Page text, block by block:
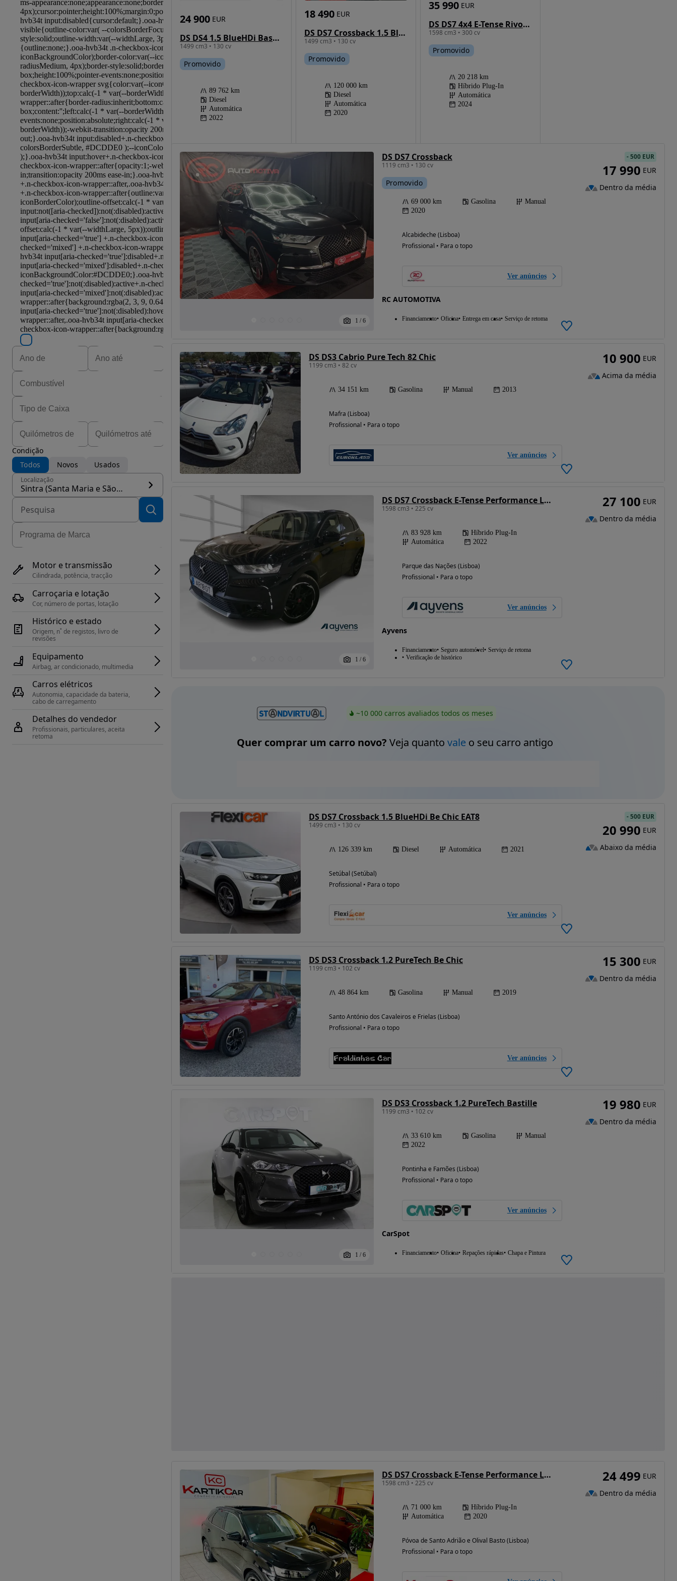
Possibilidade de
financiamento
Condição
Todos
Novos Usados
Localização
Sintra (Santa Maria e São Miguel, São Martinho e São Pedro de Penaferrim)
Motor e transmissão
Cilindrada, potência, tracção
Carroçaria e lotação
Cor, número de portas, lotação
Histórico e estado
Origem, n˚ de registos, livro de
revisões
Equipamento
Airbag, ar condicionado, multimedia
Carros elétricos
Autonomia, capacidade da bateria,
cabo de carregamento
Detalhes do vendedor
Profissionais, particulares, aceita
retoma
DS DS4 1.5 BlueHDi Bastille + EAT8
1499 cm3 • 130 cv
24 900 EUR
Promovido
89 762 km
Diesel
Automática
2022
DS DS7 Crossback 1.5 BlueHDi Be Chic EAT8
1499 cm3 • 130 cv
18 490 EUR
Promovido
120 000 km
Diesel
Automática
2020
DS DS7 4x4 E-Tense Rivoli EAT8
1598 cm3 • 300 cv
35 990 EUR
Promovido
20 218 km
Híbrido Plug-In
Automática
2024
1 / 6
DS DS7 Crossback
1119 cm3 • 130 cv
Promovido
69 000 km Gasolina
Manual
2020
Alcabideche (Lisboa)
Profissional • Para o topo
Ver anúncios
RC AUTOMOTIVA
Financiamento Oficina Entrega em casa Serviço de retoma
-500 EUR
17 990 EUR
Dentro da média
DS DS3 Cabrio Pure Tech 82 Chic
1199 cm3 • 82 cv
34 151 km Gasolina Manual 2013
Mafra (Lisboa)
Profissional • Para o topo
Ver anúncios
10 900 EUR
Acima da média
1 / 6
DS DS7 Crossback E-Tense Performance Line EAT8
1598 cm3 • 225 cv
83 928 km
Híbrido Plug-In
Automática
2022
Parque das Nações (Lisboa)
Profissional • Para o topo
Ver anúncios
Ayvens
Financiamento Seguro automóvel Serviço de retoma
Verificação de histórico
27 100 EUR
Dentro da média
~10 000 carros avaliados todos os meses
Quer comprar um carro novo? Veja quanto valeo seu carro antigo
DS DS7 Crossback 1.5 BlueHDi Be Chic EAT8
1499 cm3 • 130 cv
126 339 km Diesel Automática 2021
Setúbal (Setúbal)
Profissional • Para o topo
Ver anúncios
-500 EUR
20 990 EUR
Abaixo da média
DS DS3 Crossback 1.2 PureTech Be Chic
1199 cm3 • 102 cv
48 864 km Gasolina Manual 2019
Santo António dos Cavaleiros e Frielas (Lisboa)
Profissional • Para o topo
Ver anúncios
15 300 EUR
Dentro da média
1 / 6
DS DS3 Crossback 1.2 PureTech Bastille
1199 cm3 • 102 cv
33 610 km Gasolina
Manual
2022
Pontinha e Famões (Lisboa)
Profissional • Para o topo
Ver anúncios
CarSpot
Financiamento Oficina Repações rápidas Chapa e Pintura
19 980 EUR
Dentro da média
DS DS7 Crossback E-Tense Performance Line EAT8
1598 cm3 • 225 cv
71 000 km
Híbrido Plug-In
Automática
2020
Póvoa de Santo Adrião e Olival Basto (Lisboa)
Profissional • Para o topo
24 499 EUR
Dentro da média